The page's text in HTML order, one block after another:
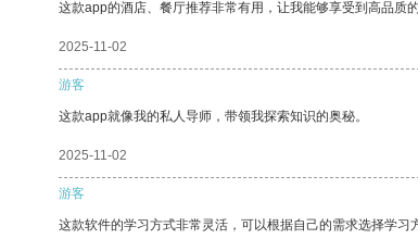
这款app的酒店、餐厅推荐非常有用，让我能够享受到高品质的
2025-11-02
游客
这款app就像我的私人导师，带领我探索知识的奥秘。
2025-11-02
游客
这款软件的学习方式非常灵活，可以根据自己的需求选择学习